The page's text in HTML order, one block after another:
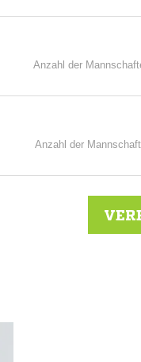
Anzahl der
Anzahl der